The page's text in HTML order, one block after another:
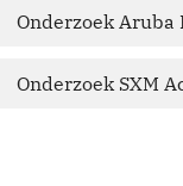
Onderzoek Aruba
Onderzoek SXM